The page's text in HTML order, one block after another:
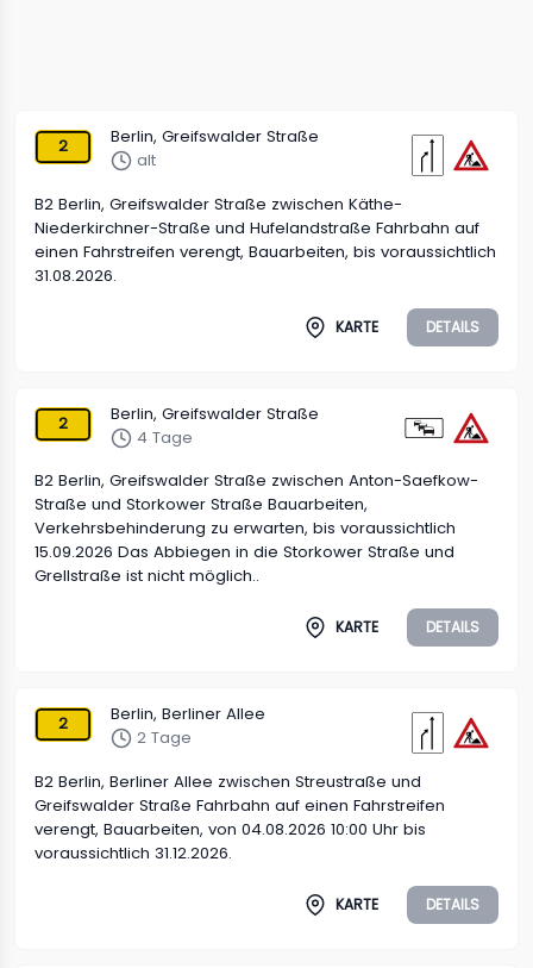
2
Berlin, Greifswalder Straße
alt
B2 Berlin, Greifswalder Straße zwischen Käthe-
Niederkirchner-Straße und Hufelandstraße Fahrbahn auf
einen Fahrstreifen verengt, Bauarbeiten, bis voraussichtlich
31.08.2026.
KARTE DETAILS
2
Berlin, Greifswalder Straße
4 Tage
B2 Berlin, Greifswalder Straße zwischen Anton-Saefkow-
Straße und Storkower Straße Bauarbeiten,
Verkehrsbehinderung zu erwarten, bis voraussichtlich
15.09.2026 Das Abbiegen in die Storkower Straße und
Grellstraße ist nicht möglich..
KARTE DETAILS
2
Berlin, Berliner Allee
2 Tage
B2 Berlin, Berliner Allee zwischen Streustraße und
Greifswalder Straße Fahrbahn auf einen Fahrstreifen
verengt, Bauarbeiten, von 04.08.2026 10:00 Uhr bis
voraussichtlich 31.12.2026.
KARTE DETAILS